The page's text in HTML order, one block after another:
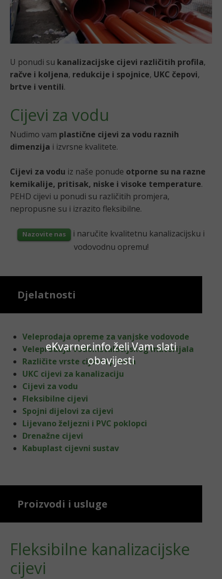
eKvarner.info želi Vam slati
obavijesti
U ponudi su kanalizacijske cijevi različitih profila,
račve i koljena, redukcije i spojnice, UKC čepovi,
brtve i ventili.
Cijevi za vodu
Nudimo vam plastične cijevi za vodu raznih
dimenzija i izvrsne kvalitete.
Cijevi za vodu iz naše ponude otporne su na razne
kemikalije, pritisak, niske i visoke temperature.
PEHD cijevi u ponudi su različitih promjera,
nepropusne su i izrazito fleksibilne.
Nazovite nas
i naručite kvalitetnu kanalizacijsku i
vodovodnu opremu!
Djelatnosti
Veleprodaja opreme za vanjske vodovode
Veleprodaja vodoinstalacijskog materijala
Različite vrste cijevi i profila
UKC cijevi za kanalizaciju
Cijevi za vodu
Fleksibilne cijevi
Spojni dijelovi za cijevi
Lijevano željezni i PVC poklopci
Drenažne cijevi
Kabuplast cijevni sustav
Proizvodi i usluge
Fleksibilne kanalizacijske
cijevi